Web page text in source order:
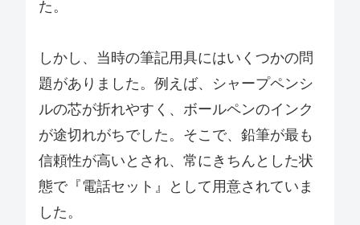
た。
しかし、当時の筆記用具にはいくつかの問
題がありました。例えば、シャープペンシ
ルの芯が折れやすく、ボールペンのインク
が途切れがちでした。そこで、鉛筆が最も
信頼性が高いとされ、常にきちんとした状
態で『電話セット』として用意されていま
した。